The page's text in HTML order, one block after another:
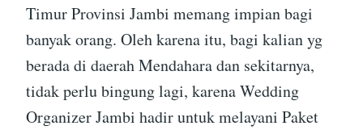
Timur Provinsi Jambi memang impian bagi
banyak orang. Oleh karena itu, bagi kalian yg
berada di daerah Mendahara dan sekitarnya,
tidak perlu bingung lagi, karena Wedding
Organizer Jambi hadir untuk melayani Paket